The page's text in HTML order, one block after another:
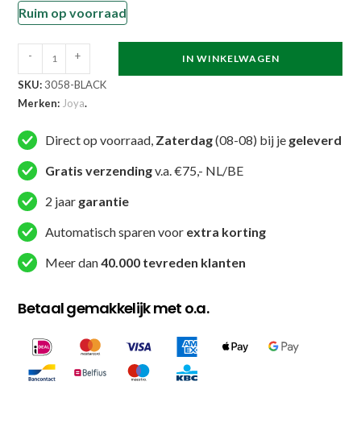
Ruim op voorraad
Joya
Standard
Sporttas
cm
aantal
- + IN WINKELWAGEN
SKU: 3058-BLACK
Merken: Joya.
Direct op voorraad, Zaterdag(08-08) bij je geleverd
Gratis verzendingv.a. €75,- NL/BE
2 jaar garantie
Automatisch sparen voor extra korting
Meer dan40.000 tevreden klanten
Betaal gemakkelijk met o.a.